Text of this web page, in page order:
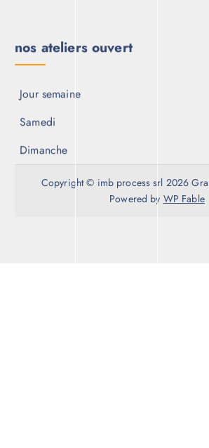
nos ateliers ouvert
Jour semaine
Samedi
Dimanche
Copyright © imb process srl 2026
Powered by WP Fable